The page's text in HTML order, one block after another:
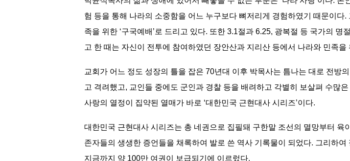
험 등을 통해 나라의 소중함을 어느 누구보다 뼈저리게 경험하였기 때문이
족을 위한 ‘구국예배’로 드리고 있다. 또한 3.1절과 6.25, 광복절 등 국가의
고 한 때는 자신이 전투에 참여하였던 장안산과 지리산 등에서 나라와 민족을
교회가 어느 정도 성장의 틀을 잡은 70년대 이후 박목사는 틈나는 대로 전방
고 격려했고, 교인들 중에도 군인과 경찰 등을 배려하고 각별히 보살펴 수많
사랑의 열정이 집약된 열매가 바로 ‘대한민국 근현대사 시리즈’이다.
대한민국 근현대사 시리즈는 총 네권으로 집필돼 구한말 조선의 멸망부터
존자들의 생생한 증언들을 채록하여 발로 쓴 역사 기록물이 되었다. 그리하
지금까지 약 100만 여권이 보급되기에 이르렀다.